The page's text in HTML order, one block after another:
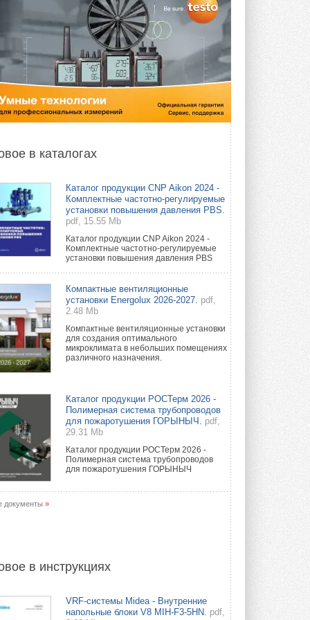
в каталогах
Каталог продукции CNP Aikon 2024 -
Комплектные частотно-регулируемые
установки повышения давления PBS.
pdf, 15.55 Mb
Каталог продукции CNP Aikon 2024 -
Комплектные частотно-регулируемые
установки повышения давления PBS
Компактные вентиляционные
установки Energolux 2026-2027. pdf,
2.48 Mb
Компактные вентиляционные установки
для создания оптимального
микроклимата в небольших помещениях
различного назначения.
Каталог продукции РОСТерм 2026 -
Полимерная система трубопроводов
для пожаротушения ГОРЫНЫЧ.
pdf,
29.31 Mb
Каталог продукции РОСТерм 2026 -
Полимерная система трубопроводов
для пожаротушения ГОРЫНЫЧ
документы »
в инструкциях
VRF-системы Midea - Внутренние
напольные блоки V8 MIH-F3-5HN. pdf,